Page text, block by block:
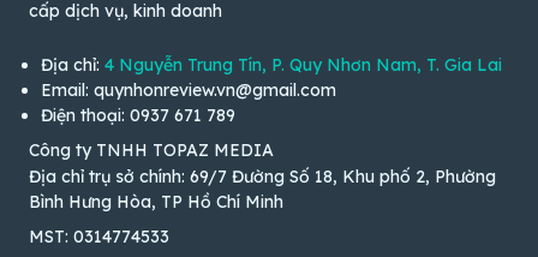
cấp dịch vụ, kinh doanh
Địa chỉ: 4 Nguyễn Trung Tín, P. Quy Nhơn Nam, T. Gia Lai
Email: quynhonreview.vn@gmail.com
Điện thoại: 0937 671 789
Công ty TNHH TOPAZ MEDIA
Địa chỉ trụ sở chính: 69/7 Đường Số 18, Khu phố 2, Phường
Bình Hưng Hòa, TP Hồ Chí Minh
MST: 0314774533